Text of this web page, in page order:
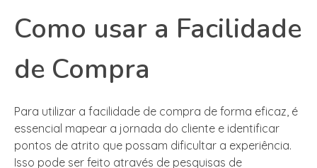
Como usar a Facilidade
de Compra
Para utilizar a facilidade de compra de forma eficaz, é
essencial mapear a jornada do cliente e identificar
pontos de atrito que possam dificultar a experiência.
Isso pode ser feito através de pesquisas de